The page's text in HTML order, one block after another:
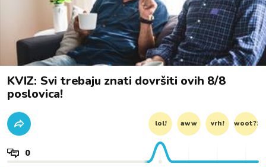
KVIZ: Svi trebaju znati dovršiti ovih 8/8
poslovica!
lol! aww vrh! woot?!
0